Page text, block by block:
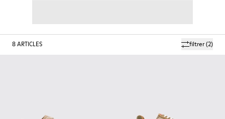
filtrer(2)
8ARTICLES